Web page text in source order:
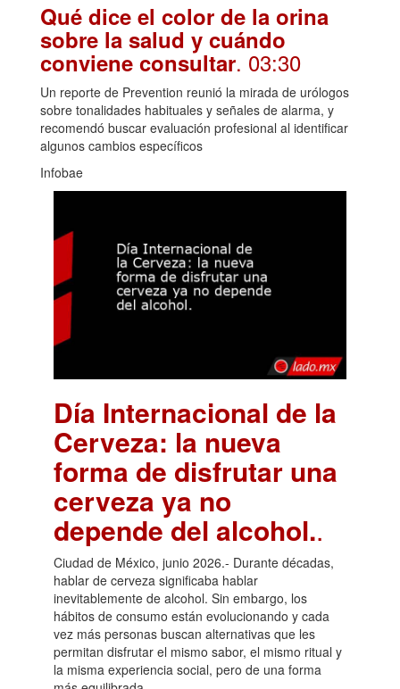
Qué dice el color de la orina
sobre la salud y cuándo
conviene consultar. 03:30
Un reporte de Prevention reunió la mirada de urólogos
sobre tonalidades habituales y señales de alarma, y
recomendó buscar evaluación profesional al identificar
algunos cambios específicos
Infobae
Día Internacional de la
Cerveza: la nueva
forma de disfrutar una
cerveza ya no
depende del alcohol..
Ciudad de México, junio 2026.- Durante décadas,
hablar de cerveza significaba hablar
inevitablemente de alcohol. Sin embargo, los
hábitos de consumo están evolucionando y cada
vez más personas buscan alternativas que les
permitan disfrutar el mismo sabor, el mismo ritual y
la misma experiencia social, pero de una forma